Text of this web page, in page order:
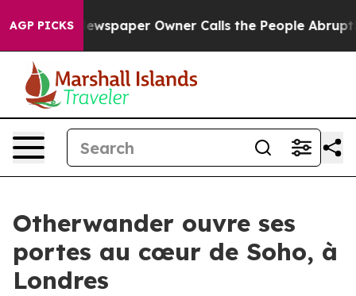
AGP PICKS
Newspaper Owner Calls the People Abruptly
Otherwander ouvre ses
portes au cœur de Soho, à
Londres